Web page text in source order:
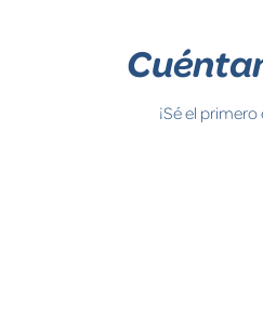
¡Sé el